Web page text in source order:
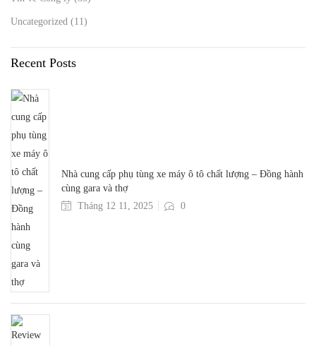
Uncategorized (11)
Recent Posts
Nhà cung cấp phụ tùng xe máy ô tô chất lượng – Đồng hành
cùng gara và thợ
Tháng 12 11, 2025
0